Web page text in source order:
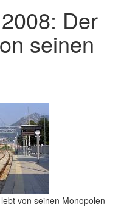
Der
seinen
von seinen Monopolen